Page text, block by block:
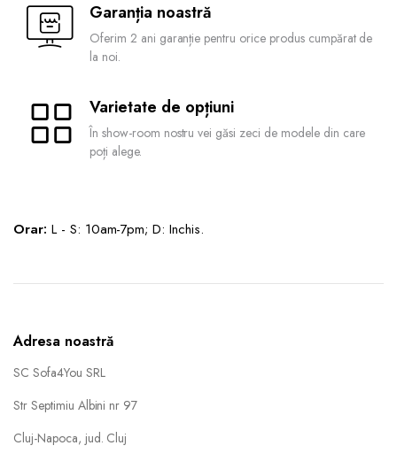
Garanția noastră
Oferim 2 ani garanție pentru orice produs cumpărat de
la noi.
Varietate de opțiuni
În show-room nostru vei găsi zeci de modele din care
poți alege.
Orar: L - S: 10am-7pm; D: Inchis.
Adresa noastră
SC Sofa4You SRL
Str Septimiu Albini nr 97
Cluj-Napoca, jud. Cluj